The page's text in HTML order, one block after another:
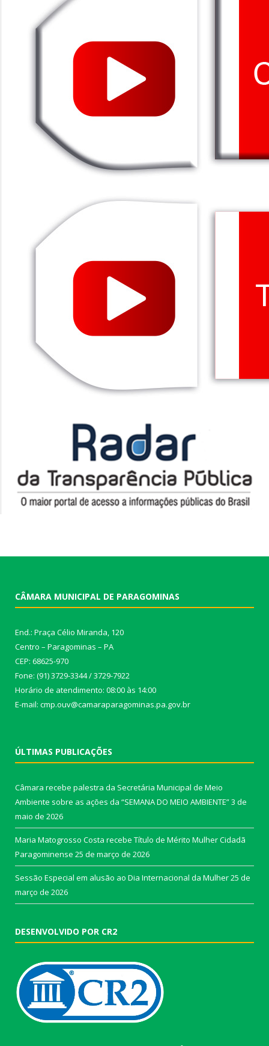
CÂMARA MUNICIPAL DE PARAGOMINAS
End.: Praça Célio Miranda, 120
Centro – Paragominas – PA
CEP: 68625-970
Fone: (91) 3729-3344 / 3729-7922
Horário de atendimento: 08:00 às 14:00
E-mail: cmp.ouv@camaraparagominas.pa.gov.br
ÚLTIMAS PUBLICAÇÕES
Câmara recebe palestra da Secretária Municipal de Meio
Ambiente sobre as ações da “SEMANA DO MEIO AMBIENTE”3 de
maio de 2026
Maria Matogrosso Costa recebe Título de Mérito Mulher Cidadã
Paragominense 25 de março de 2026
Sessão Especial em alusão ao Dia Internacional da Mulher25 de
março de 2026
DESENVOLVIDO POR CR2